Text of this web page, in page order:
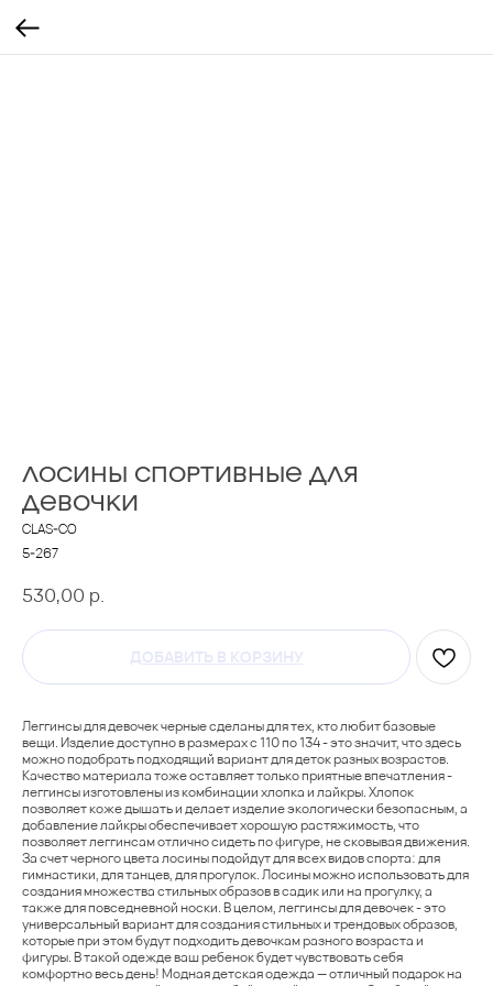
ЛОСИНЫ СПОРТИВНЫЕ ДЛЯ
ДЕВОЧКИ
CLAS-CO
5-267
530,00 р.
ДОБАВИТЬ В КОРЗИНУ
Леггинсы для девочек черные сделаны для тех, кто любит базовые
вещи. Изделие доступно в размерах с 110 по 134 - это значит, что здесь
можно подобрать подходящий вариант для деток разных возрастов.
Качество материала тоже оставляет только приятные впечатления -
леггинсы изготовлены из комбинации хлопка и лайкры. Хлопок
позволяет коже дышать и делает изделие экологически безопасным, а
добавление лайкры обеспечивает хорошую растяжимость, что
позволяет леггинсам отлично сидеть по фигуре, не сковывая движения.
За счет черного цвета лосины подойдут для всех видов спорта: для
гимнастики, для танцев, для прогулок. Лосины можно использовать для
создания множества стильных образов в садик или на прогулку, а
также для повседневной носки. В целом, леггинсы для девочек - это
универсальный вариант для создания стильных и трендовых образов,
которые при этом будут подходить девочкам разного возраста и
фигуры. В такой одежде ваш ребенок будет чувствовать себя
комфортно весь день! Модная детская одежда — отличный подарок на